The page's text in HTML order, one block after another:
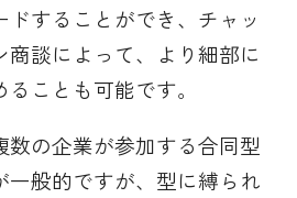
することができ、チャッ
商談によって、より細部に
ことも可能です。
数の企業が参加する合同型
一般的ですが、型に縛られ